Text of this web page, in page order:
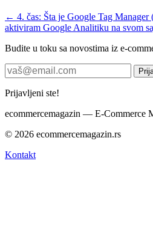
← 4. čas: Šta je Google Tag Manager
aktiviram Google Analitiku na svom
Budite u toku sa novostima iz e-
Prijavljeni ste!
ecommercemagazin — E-Commerce
© 2026 ecommercemagazin.rs
Kontakt